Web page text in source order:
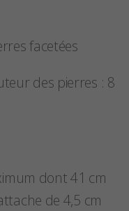
facetées
des pierres : 8
dont 41 cm
de 4,5 cm